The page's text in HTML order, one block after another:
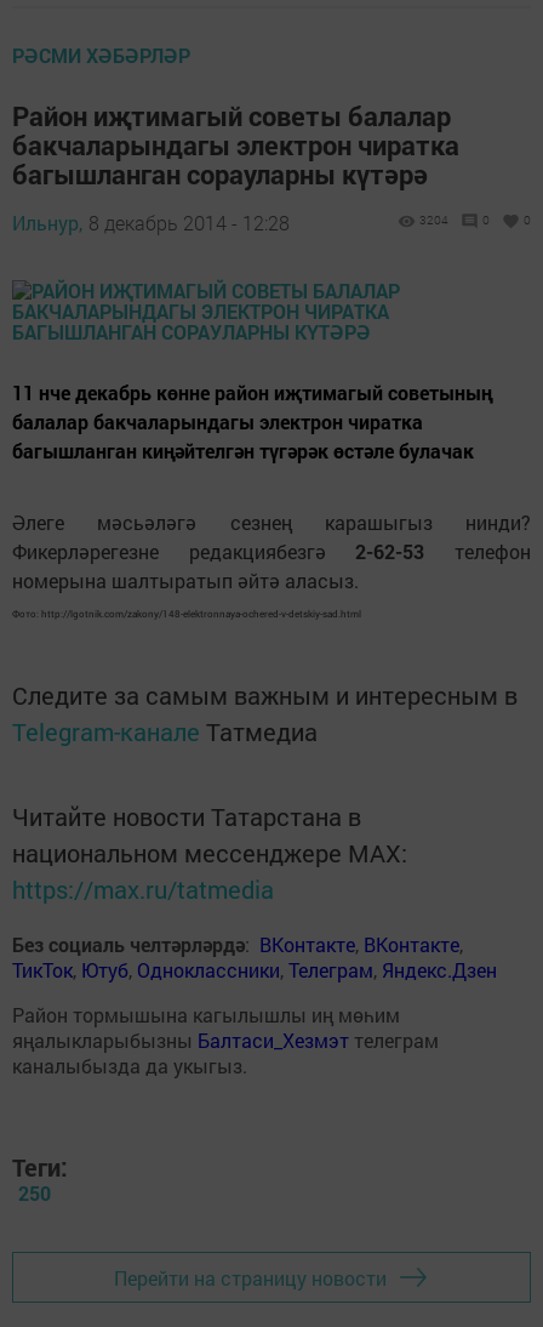
РӘСМИ ХӘБӘРЛӘР
Район иҗтимагый советы балалар
бакчаларындагы электрон чиратка
багышланган сорауларны күтәрә
Ильнур, 8 декабрь 2014 - 12:28 3204 0 0
11 нче декабрь көнне район иҗтимагый советының
балалар бакчаларындагы электрон чиратка
багышланган киңәйтелгән түгәрәк өстәле булачак
Әлеге мәсьәләгә сезнең карашыгыз нинди?
Фикерләрегезне редакциябезгә 2-62-53 телефон
номерына шалтыратып әйтә аласыз.
Фото: http://lgotnik.com/zakony/148-elektronnaya-ochered-v-detskiy-sad.html
Следите за самым важным и интересным в
Telegram-канале Татмедиа
Читайте новости Татарстана в
национальном мессенджере MАХ:
https://max.ru/tatmedia
Без социаль челтәрләрдә: ВКонтакте, ВКонтакте,
ТикТок, Ютуб, Одноклассники,Телеграм, Яндекс.Дзен
Район тормышына кагылышлы иң мөһим
яңалыкларыбызны Балтаси_Хезмэт телеграм
каналыбызда да укыгыз.
Теги:
250
Перейти на страницу новости